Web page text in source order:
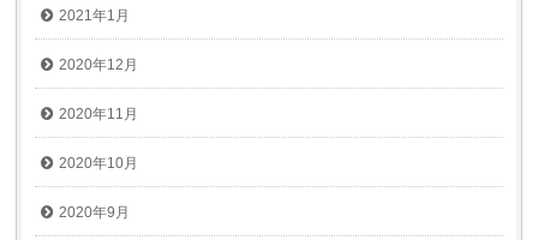
2021年1月
2020年12月
2020年11月
2020年10月
2020年9月